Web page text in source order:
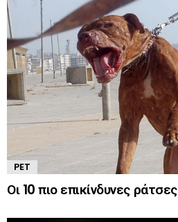
PET
Οι 10 πιο επικίνδυνες